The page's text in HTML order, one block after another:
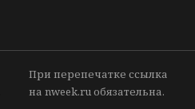
При перепечатке ссылка
на nweek.ru обязательна.